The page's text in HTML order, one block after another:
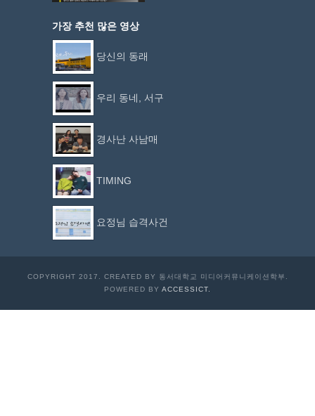
가장 추천 많은 영상
당신의 동래
우리 동네, 서구
경사난 사남매
TIMING
요정님 습격사건
COPYRIGHT 2017. CREATED BY 동서대학교 미디어커뮤니케이션학부.
POWERED BY ACCESSICT.